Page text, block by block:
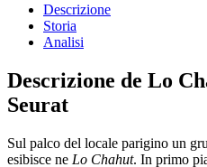
Descrizione
Storia
Analisi
Descrizione de Lo
Seurat
Sul palco del locale parigino un
esibisce ne Lo Chahut. In primo